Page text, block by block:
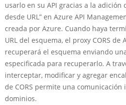
usarlo en su API gracias a la adición
desde URL” en Azure API
creada por Azure. Cuando haya
URL del esquema, el proxy CORS de
recuperará el esquema enviando
especificada para recuperarlo. A
interceptar, modificar y agregar
de CORS permite una
dominios.